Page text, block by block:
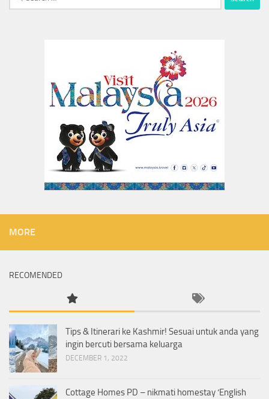
for:
MORE
RECOMENDED
Tips & Itinerari ke Kashmir! Sesuai untuk anda yang
ingin bercuti bersama keluarga
DECEMBER 1, 2022
Cottage Homes PD – nikmati homestay ‘English